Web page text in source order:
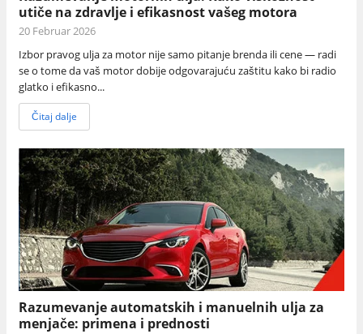
utiče na zdravlje i efikasnost vašeg motora
20 Februar 2026
Izbor pravog ulja za motor nije samo pitanje brenda ili cene — radi
se o tome da vaš motor dobije odgovarajuću zaštitu kako bi radio
glatko i efikasno...
Čitaj dalje
Razumevanje automatskih i manuelnih ulja za
menjače: primena i prednosti